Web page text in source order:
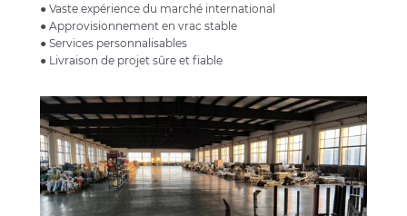
● Vaste expérience du marché international
● Approvisionnement en vrac stable
● Services personnalisables
● Livraison de projet sûre et fiable